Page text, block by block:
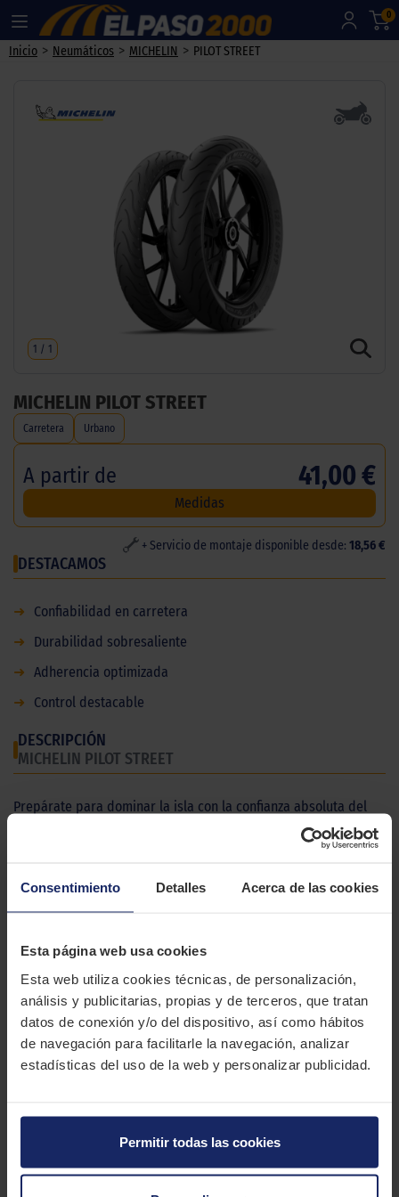
Consentimiento Detalles Acerca de las cookies
Esta página web usa cookies
Esta web utiliza cookies técnicas, de personalización,
análisis y publicitarias, propias y de terceros, que tratan
datos de conexión y/o del dispositivo, así como hábitos
de navegación para facilitarle la navegación, analizar
estadísticas del uso de la web y personalizar publicidad.
Permitir todas las cookies
0
Inicio > Neumáticos > MICHELIN > PILOT STREET
1 / 1
MICHELIN PILOT STREET
Carretera Urbano
A partir de 41,00 €
Medidas
+ Servicio de montaje disponible desde: 18,56 €
DESTACAMOS
➜
Confiabilidad en carretera
➜
Durabilidad sobresaliente
➜ Adherencia optimizada
➜
Control destacable
DESCRIPCIÓN
MICHELIN PILOT STREET
Prepárate para dominar la isla con la confianza absoluta del
Michelin PILOT STREET. Este neumático te brinda el equilibrio
perfecto entre agarre y resistencia al desgaste, asegurando un
Optimizado para motos de baja cilindrada, esta goma fusiona
un agarre sólido y una durabilidad excepcional gracias a su
una durabilidad incrementada en un 35% en comparación con
modelos anteriores, estarás más que preparado para
conquistar todos los desafíos que las islas puedan
presentarte. Transforma tus trayectos diarios en emocionantes
y seguros recorridos con el Michelin Pilot Street, porque cada
viaje merece ser excepcional.